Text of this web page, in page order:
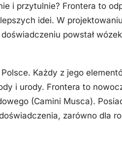
i przytulnie? Frontera to
idei. W projektowaniu
powstał wózek
Każdy z jego
i urody. Frontera to
(Camini Musca).
zarówno dla